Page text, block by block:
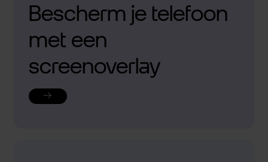
Bescherm je telefoon
met een
screenoverlay